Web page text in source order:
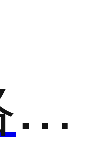
悠络客AI巡店